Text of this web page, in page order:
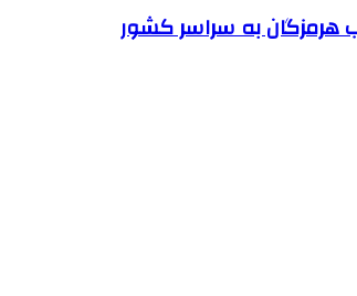
هرمزگان به سراسر کشور